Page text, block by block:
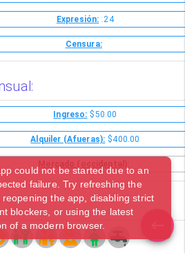
Expresión: .24
Censura:
Ingreso: $50.00
Alquiler (Afueras): $400.00
could not be started due to an
failure. Try refreshing the
reopening the app, disabling strict
blockers, or using the latest
of a modern browser.